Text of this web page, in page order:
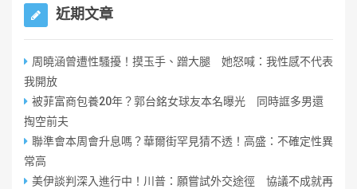
近期文章
周曉涵曾遭性騷擾！摸玉手、蹭大腿 她怒喊：我性感不代表
我開放
被菲富商包養20年？郭台銘女球友本名曝光 同時誆多男還
掏空前夫
聯準會本周會升息嗎？華爾街罕見猜不透！高盛：不確定性異
常高
美伊談判深入進行中！川普：願嘗試外交途徑 協議不成就再